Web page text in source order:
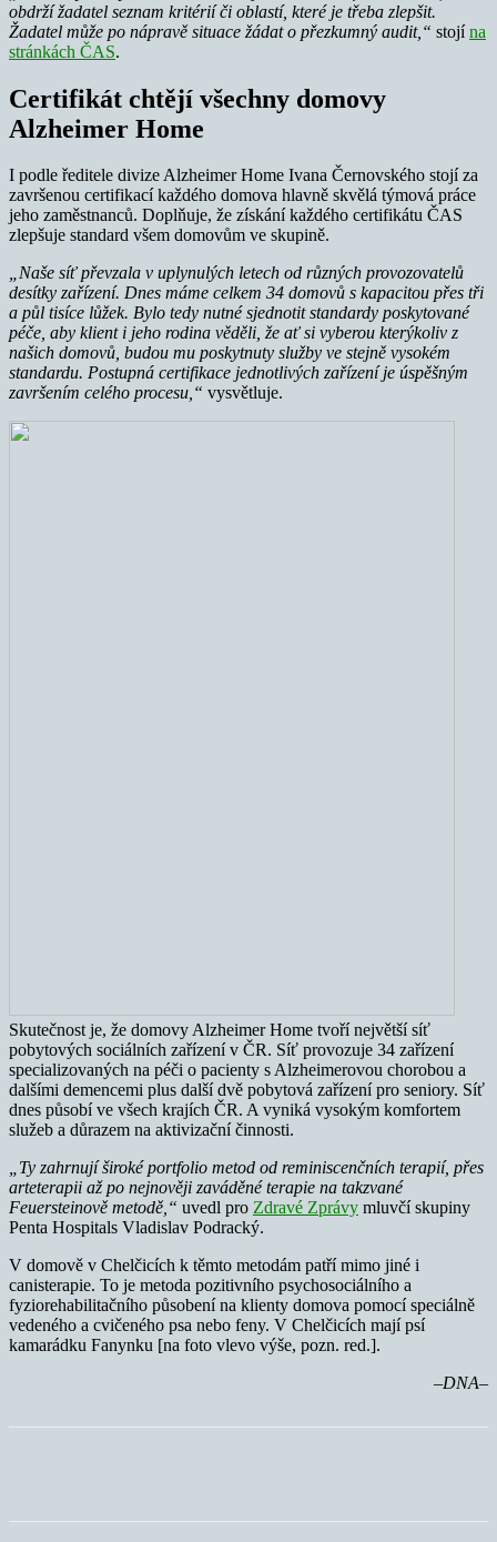
obdrží žadatel seznam kritérií či oblastí, které je třeba zlepšit.
Žadatel může po nápravě situace žádat o přezkumný audit,“ stojína
stránkách ČAS.
Certifikát chtějí všechny domovy
Alzheimer Home
I podle ředitele divize Alzheimer Home Ivana Černovského stojí za
završenou certifikací každého domova hlavně skvělá týmová práce
jeho zaměstnanců. Doplňuje, že získání každého certifikátu ČAS
zlepšuje standard všem domovům ve skupině.
„Naše síť převzala v uplynulých letech od různých provozovatelů
desítky zařízení. Dnes máme celkem 34 domovů s kapacitou přes tři
a půl tisíce lůžek. Bylo tedy nutnésjednotit standardy poskytované
péče, aby klient i jeho rodina věděli, že ať si vyberou kterýkoliv z
našich domovů, budou mu poskytnuty služby ve stejně vysokém
standardu. Postupná certifikace jednotlivých zařízení je úspěšným
završením celého procesu,“ vysvětluje.
Skutečnost je, že domovy Alzheimer Home tvoří největší síť
pobytových sociálních zařízení v ČR. Síť provozuje 34 zařízení
specializovaných na péči o pacienty s Alzheimerovou chorobou a
dalšími demencemi plus další dvě pobytová zařízení pro seniory. Síť
dnes působí ve všech krajích ČR. A vyniká vysokým komfortem
služeb a důrazem na aktivizační činnosti.
„Ty zahrnují široképortfolio metod od reminiscenčních terapií, přes
arteterapii až po nejnověji zaváděnéterapie na takzvané
Feuersteinově metodě,“ uvedl pro Zdravé Zprávy mluvčí skupiny
Penta Hospitals Vladislav Podracký.
V domově v Chelčicích k těmto metodám patří mimo jiné i
canisterapie. To je metoda pozitivního psychosociálního a
fyziorehabilitačního působení na klienty domova pomocí speciálně
vedeného a cvičeného psa nebo feny. V Chelčicích mají psí
kamarádku Fanynku [na foto vlevo výše, pozn. red.].
–DNA–